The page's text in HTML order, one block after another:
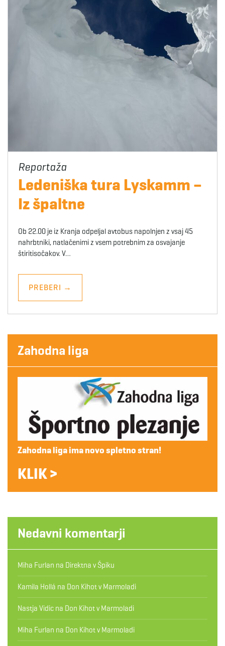
Ledeniška tura Lyskamm –
Iz špaltne
Ob 22.00 je iz Kranja odpeljal avtobus napolnjen z vsaj 45
nahrbtniki, natlačenimi z vsem potrebnim za osvajanje
štiritisočakov. V…
PREBERI →
Zahodna liga
Zahodna liga ima novo spletno stran!
KLIK >
Nedavni komentarji
Miha Furlan na Direktna v Špiku
Kamila Hollá na Don Kihot v Marmoladi
Nastja Vidic na Don Kihot v Marmoladi
Miha Furlan na Don Kihot v Marmoladi